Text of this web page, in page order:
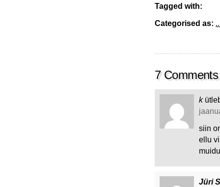
Tagged with:
Categorised as:
7 Comments
k
siin
ellu
Jüri